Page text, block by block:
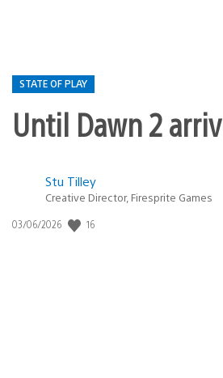
STATE OF PLAY
Until Dawn 2
Postée
:
Stu Tilley
Creative Director, Firesprite Games
Date
03/06/2026 16